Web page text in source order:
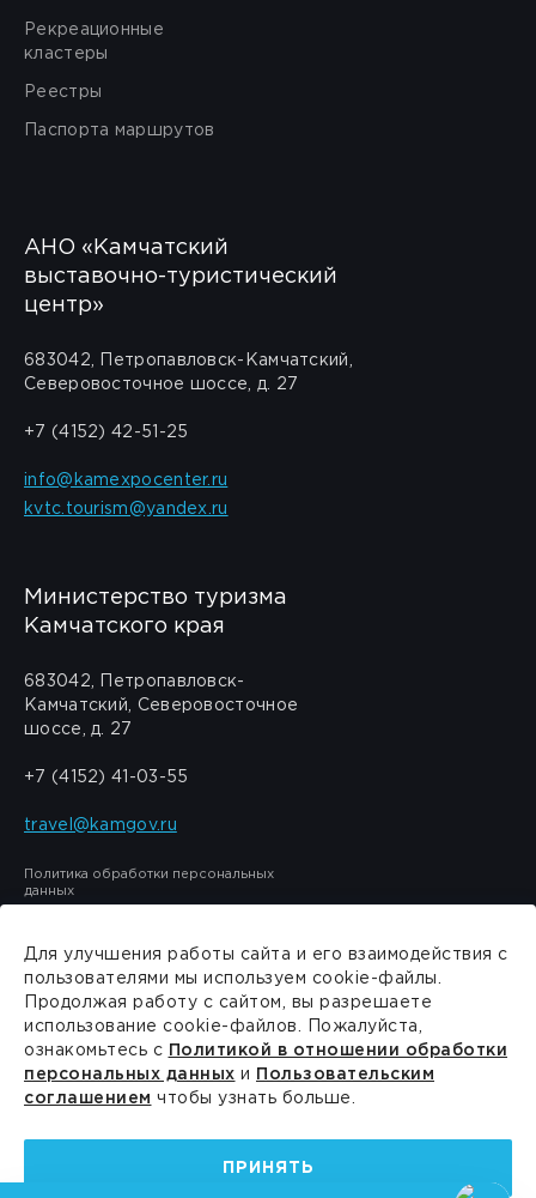
Рекреационные
кластеры
Реестры
Паспорта маршрутов
АНО «Камчатский
выставочно-туристический
центр»
683042, Петропавловск-Камчатский,
Северовосточное шоссе, д. 27
+7 (4152) 42-51-25
info@kamexpocenter.ru
kvtc.tourism@yandex.ru
Министерство туризма
Камчатского края
683042, Петропавловск-
Камчатский, Северовосточное
шоссе, д. 27
+7 (4152) 41-03-55
travel@kamgov.ru
Политика обработки персональных
данных
Сделано в
Для улучшения работы сайта и его взаимодействия с
пользователями мы используем cookie-файлы.
Продолжая работу с сайтом, вы разрешаете
использование cookie-файлов. Пожалуйста,
ознакомьтесь с Политикой в отношении обработки
персональных данных и
Пользовательским
соглашением чтобы узнать больше.
ПРИНЯТЬ